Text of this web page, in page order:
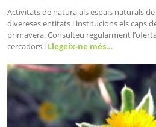
Activitats de natura als espais naturals
divereses entitats i institucions els caps
primavera. Consulteu regularment
cercadors i Llegeix-ne més…